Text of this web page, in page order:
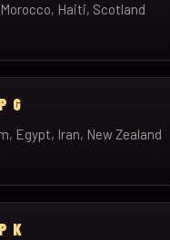
Haiti, Scotland
G
Egypt, Iran, New Zealand
K